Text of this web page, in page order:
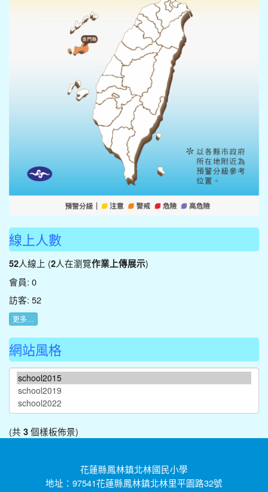
線上人數
52人線上 (2人在瀏覽作業上傳展示)
會員: 0
訪客: 52
更多…
網站風格
(共 3個樣板佈景)
花蓮縣鳳林鎮北林國民小學
地址：97541花蓮縣鳳林鎮北林里平園路32號